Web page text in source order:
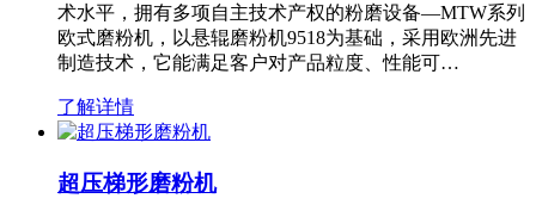
术水平，拥有多项自主技术产权的粉磨设备—MTW系列
欧式磨粉机，以悬辊磨粉机9518为基础，采用欧洲先进
制造技术，它能满足客户对产品粒度、性能可…
了解详情
超压梯形磨粉机